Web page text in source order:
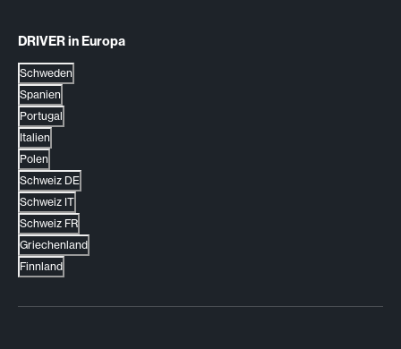
DRIVER in Europa
Schweden
Spanien
Portugal
Italien
Polen
Schweiz DE
Schweiz IT
Schweiz FR
Griechenland
Finnland